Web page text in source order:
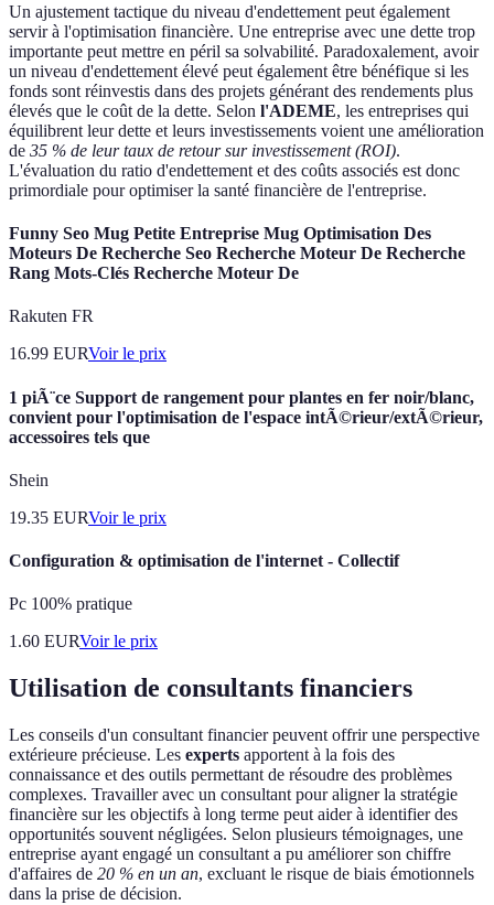
Un ajustement tactique du niveau d'endettement peut également
servir à l'optimisation financière. Une entreprise avec une dette trop
importante peut mettre en péril sa solvabilité. Paradoxalement, avoir
un niveau d'endettement élevé peut également être bénéfique si les
fonds sont réinvestis dans des projets générant des rendements plus
élevés que le coût de la dette. Selon l'ADEME, les entreprises qui
équilibrent leur dette et leurs investissements voient une amélioration
de 35 % de leur taux de retour sur investissement (ROI).
L'évaluation du ratio d'endettement et des coûts associés est donc
primordiale pour optimiser la santé financière de l'entreprise.
Funny Seo Mug Petite Entreprise Mug Optimisation Des
Moteurs De Recherche Seo Recherche Moteur De Recherche
Rang Mots-Clés Recherche Moteur De
Rakuten FR
16.99 EURVoir le prix
1 piÃ¨ce Support de rangement pour plantes en fer noir/blanc,
convient pour l'optimisation de l'espace intÃ©rieur/extÃ©rieur,
accessoires tels que
Shein
19.35 EURVoir le prix
Configuration & optimisation de l'internet - Collectif
Pc 100% pratique
1.60 EURVoir le prix
Utilisation de consultants financiers
Les conseils d'un consultant financier peuvent offrir une perspective
extérieure précieuse. Les experts apportent à la fois des
connaissance et des outils permettant de résoudre des problèmes
complexes. Travailler avec un consultant pour aligner la stratégie
financière sur les objectifs à long terme peut aider à identifier des
opportunités souvent négligées. Selon plusieurs témoignages, une
entreprise ayant engagé un consultant a pu améliorer son chiffre
d'affaires de 20 % en un an, excluant le risque de biais émotionnels
dans la prise de décision.